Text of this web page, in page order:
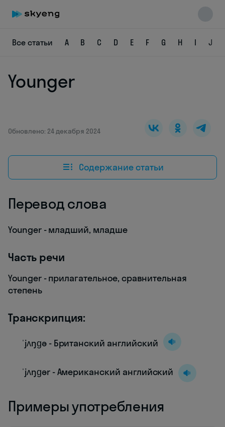
Все статьи A B C D E F G H I J
Younger
Обновлено: 24 декабря 2024
Содержание статьи
Перевод слова
Younger - младший, младше
Часть речи
Younger - прилагательное, сравнительная
степень
Транскрипция:
ˈjʌŋɡə - Британский английский
ˈjʌŋɡər - Американский английский
Примеры употребления
Skyeng Chat